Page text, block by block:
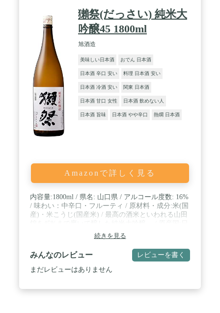
獺祭(だっさい) 純米大
吟醸45 1800ml
旭酒造
美味しい日本酒 おでん 日本酒
日本酒 辛口 安い 料理 日本酒 安い
日本酒 冷酒 安い 関東 日本酒
日本酒 甘口 女性 日本酒 飲めない人
日本酒 旨味 日本酒 やや辛口 熱燗 日本酒
Amazonで詳しく見る
内容量:1800ml / 県名: 山口県 / アルコール度数: 16%
/ 味わい：中辛口・フルーティ / 原材料・成分:米(国
産)・米こうじ(国産米) / 最高の酒米といわれる山田
続きを見る
みんなのレビュー レビューを書く
まだレビューはありません